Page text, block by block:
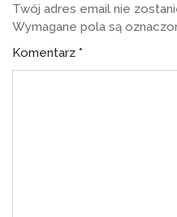
Twój adres email nie
Wymagane pola są
Komentarz *